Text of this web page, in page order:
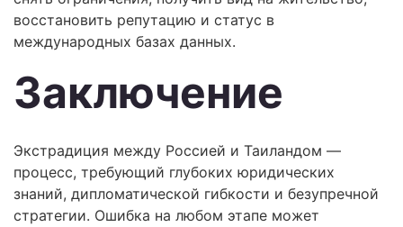
восстановить репутацию и статус в
международных базах данных.
Заключение
Экстрадиция между Россией и Таиландом —
процесс, требующий глубоких юридических
знаний, дипломатической гибкости и безупречной
стратегии. Ошибка на любом этапе может